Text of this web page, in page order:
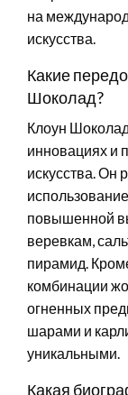
на
искусства.
Какие
Шоколад?
Клоун
инновациях и
искусства. Он
повышенной
веревкам,
пирамид.
комбинации
огненных
шарами и
уникальными.
Какая